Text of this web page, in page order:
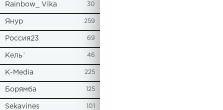
Rainbow_ Vika 30
Янур 259
Россия23 69
Кель` 46
К-Media 225
Борямба 125
Sekavines 101